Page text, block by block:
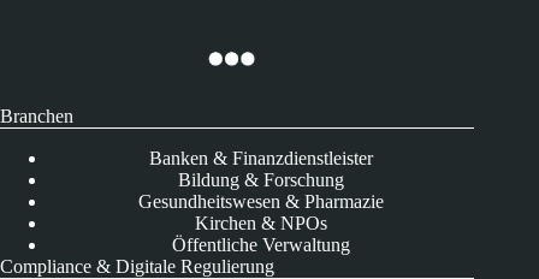
Branchen
Banken & Finanzdienstleister
Bildung & Forschung
Gesundheitswesen & Pharmazie
Kirchen & NPOs
Öffentliche Verwaltung
Compliance & Digitale Regulierung